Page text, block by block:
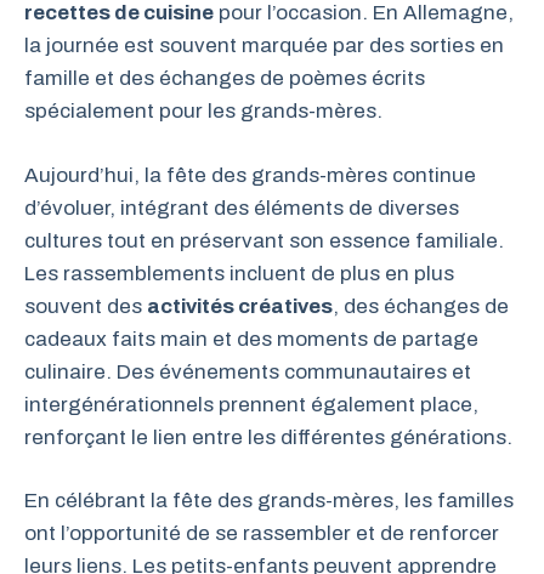
recettes de cuisine pour l’occasion. En Allemagne,
la journée est souvent marquée par des sorties en
famille et des échanges de poèmes écrits
spécialement pour les grands-mères.
Aujourd’hui, la fête des grands-mères continue
d’évoluer, intégrant des éléments de diverses
cultures tout en préservant son essence familiale.
Les rassemblements incluent de plus en plus
souvent des activités créatives, des échanges de
cadeaux faits main et des moments de partage
culinaire. Des événements communautaires et
intergénérationnels prennent également place,
renforçant le lien entre les différentes générations.
En célébrant la fête des grands-mères, les familles
ont l’opportunité de se rassembler et de renforcer
leurs liens. Les petits-enfants peuvent apprendre